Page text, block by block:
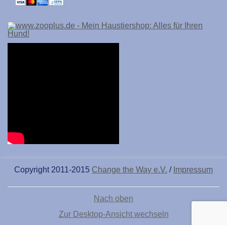
Copyright 2011-2015 Change the Way e.V. / Impressum
Nach oben
Zur Desktop-Ansicht wechseln